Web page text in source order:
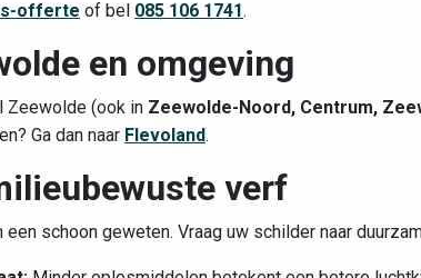
offerte of bel 085 106 1741.
en omgeving
Zeewolde (ook in Zeewolde-Noord, Centrum,
Ga dan naar Flevoland.
verf
schoon geweten. Vraag uw schilder naar